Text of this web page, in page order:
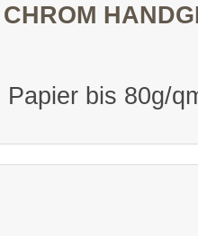
bis 80g/